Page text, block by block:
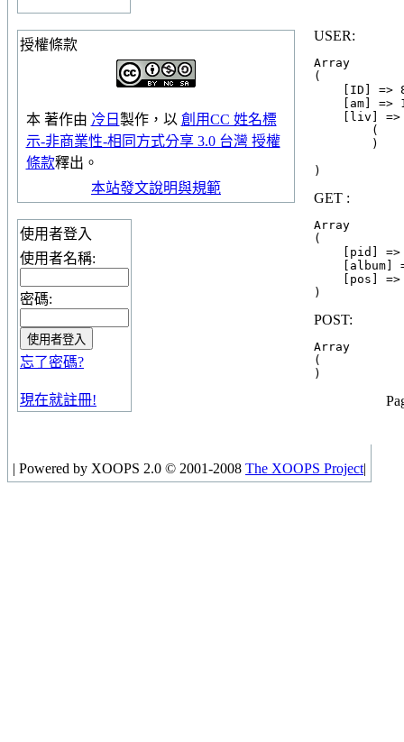
授權條款
本 著作由 冷日 製作，以 創用CC 姓名標
示-非商業性-相同方式分享 3.0 台灣 授權
條款釋出。
本站發文說明與規範
使用者登入
使用者名稱:
密碼:
忘了密碼?
現在就註冊!
USER:
Array
(
[ID] =>
[am] =>
[liv] =>
        (
        )
GET :
Array
(
[pid] =>
[album]
[pos] =>
POST:
Array
(
| Powered by XOOPS 2.0 © 2001-2008 The XOOPS Project|